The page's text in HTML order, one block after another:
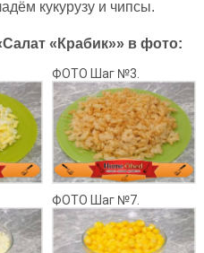
кукурузу и чипсы.
«Крабик»» в фото:
ФОТО Шаг №3.
ФОТО Шаг №7.